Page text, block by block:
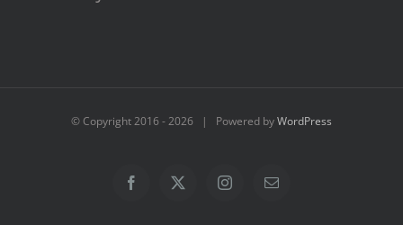
© Copyright 2016 -2026 | Powered byWordPress
Facebook
X InstagramCorreo